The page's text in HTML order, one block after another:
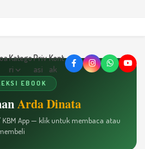
Katego
ri
Priv
asi
Kont
ak
EBOOK
Arda Dinata
KBM App — klik untuk membaca atau